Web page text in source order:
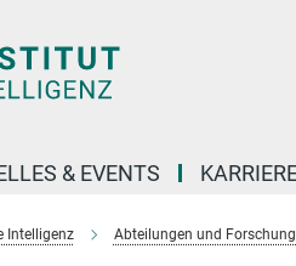
& EVENTS
Intelligenz Abteilungen und